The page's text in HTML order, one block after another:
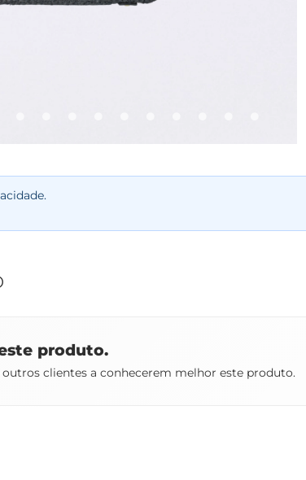
produto.
clientes a conhecerem melhor este produto.